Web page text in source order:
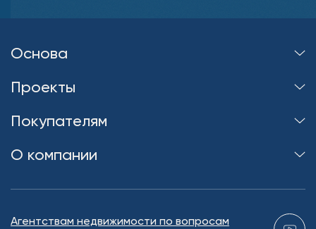
Основа
Проекты
Покупателям
О компании
Агентствам недвижимости по вопросам